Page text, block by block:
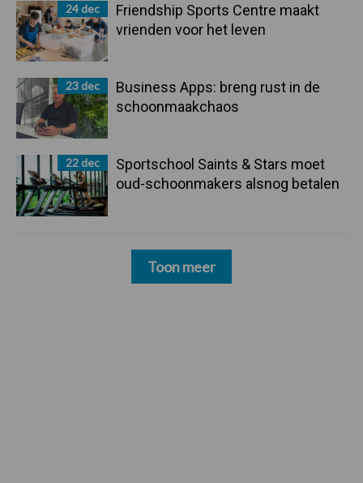
24 dec
Friendship Sports Centre maakt
vrienden voor het leven
23 dec
Business Apps: breng rust in de
schoonmaakchaos
22 dec
Sportschool Saints & Stars moet
oud-schoonmakers alsnog betalen
Toon meer